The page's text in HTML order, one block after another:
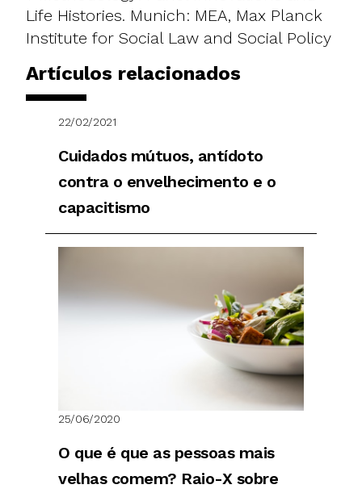
Life Histories. Munich: MEA, Max Planck
Institute for Social Law and Social Policy
Artículos relacionados
22/02/2021
Cuidados mútuos, antídoto
contra o envelhecimento e o
capacitismo
25/06/2020
O que é que as pessoas mais
velhas comem? Raio-X sobre